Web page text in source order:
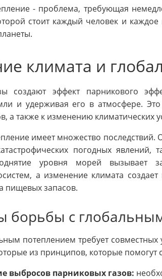
- проблема, требующая
стоит каждый человек и
климата и
создают эффект парникового
и удерживая его в атмосфере.
а также к изменению климатических
имеет множество последствий.
погодных явлений,
уровня морей вызывает
а изменение климата
пищевых запасов.
борьбы с
потеплением требует
из принципов, которые помогут
выбросов парниковых газов: